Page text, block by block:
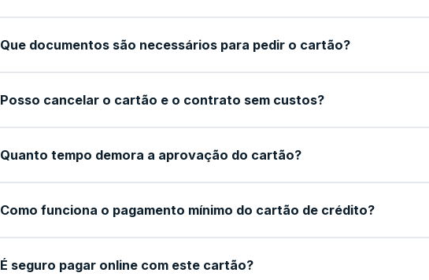
Que documentos são necessários para pedir o cartão?
Posso cancelar o cartão e o contrato sem custos?
Quanto tempo demora a aprovação do cartão?
Como funciona o pagamento mínimo do cartão de crédito?
É seguro pagar online com este cartão?